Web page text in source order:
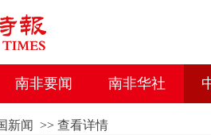
南非要闻 南非华社
新闻 >> 查看详情